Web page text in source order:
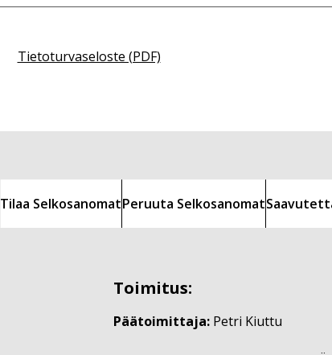
Tietoturvaseloste (PDF)
Tilaa SelkosanomatPeruuta Selkosanomat
Toimitus:
Päätoimittaja: Petri Kiuttu